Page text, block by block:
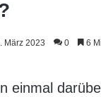
März 2023 0 6
einmal